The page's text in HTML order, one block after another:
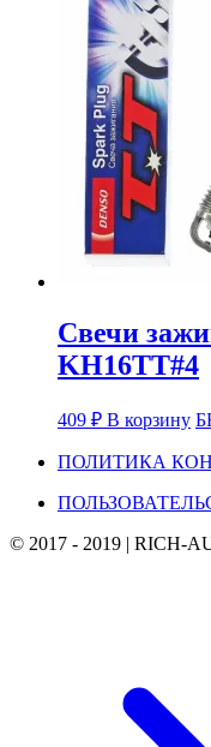
Свечи
KH16TT#4
409 ₽ В корзину
ПОЛИТИКА
© 2017 - 2019 | RICH-